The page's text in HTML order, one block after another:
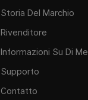
Storia Del Marchio
Rivenditore
Informazioni Su Di Me
Supporto
Contatto